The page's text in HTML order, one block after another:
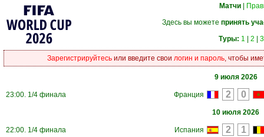
Матчи
Здесь вы можете принять
Туры: 1 2 3
Зарегистрируйтесь или введите свои логин и пароль, чтобы
9 июля 2026
23:00. 1/4 финала Франция
10 июля 2026
22:00. 1/4 финала Испания